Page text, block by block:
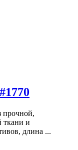
прочной,
ткани и
длина ...